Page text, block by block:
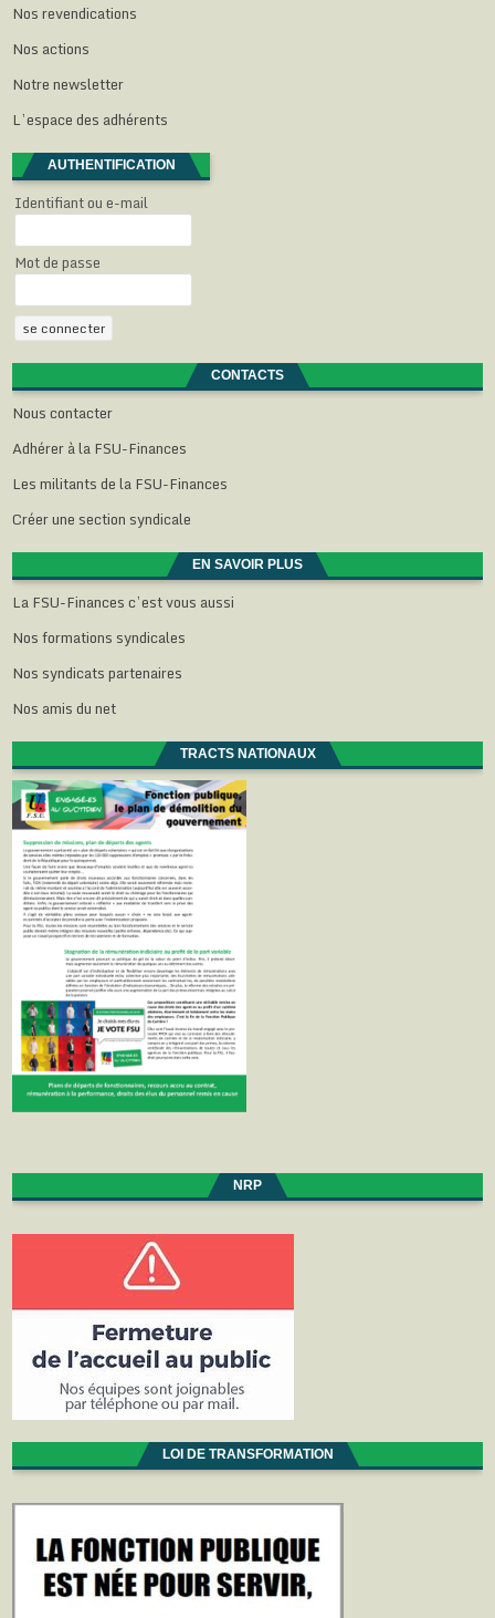
Nos revendications
Nos actions
Notre newsletter
L’espace des adhérents
AUTHENTIFICATION
Identifiant ou e-mail
Mot de passe
CONTACTS
Nous contacter
Adhérer à la FSU-Finances
Les militants de la FSU-Finances
Créer une section syndicale
EN SAVOIR PLUS
La FSU-Finances c’est vous aussi
Nos formations syndicales
Nos syndicats partenaires
Nos amis du net
TRACTS NATIONAUX
NRP
LOI DE TRANSFORMATION